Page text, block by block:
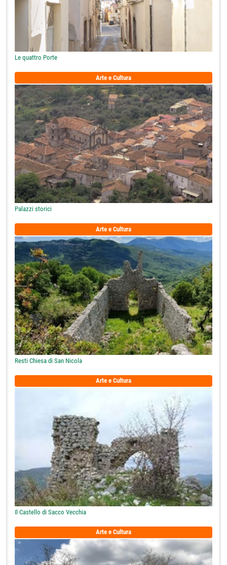
Le quattro Porte
Arte e Cultura
Palazzi storici
Arte e Cultura
Resti Chiesa di San Nicola
Arte e Cultura
Il Castello di Sacco Vecchia
Arte e Cultura